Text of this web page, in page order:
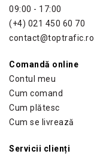
09:00 - 17:00
(+4) 021 450 60 70
contact@toptrafic.ro
Comandă online
Contul meu
Cum comand
Cum plătesc
Cum se livrează
Servicii clienți